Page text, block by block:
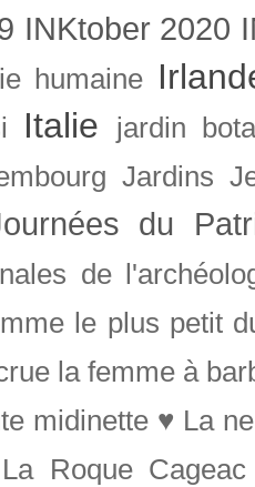
INKtober 2020
humaine
Italie
jardin
Jardins
du
de
le plus petit
la femme à
midinette ♥ La
La Roque Cageac